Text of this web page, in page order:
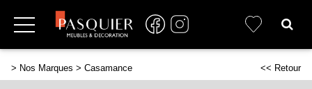
> Nos Marques > Casamance << Retour